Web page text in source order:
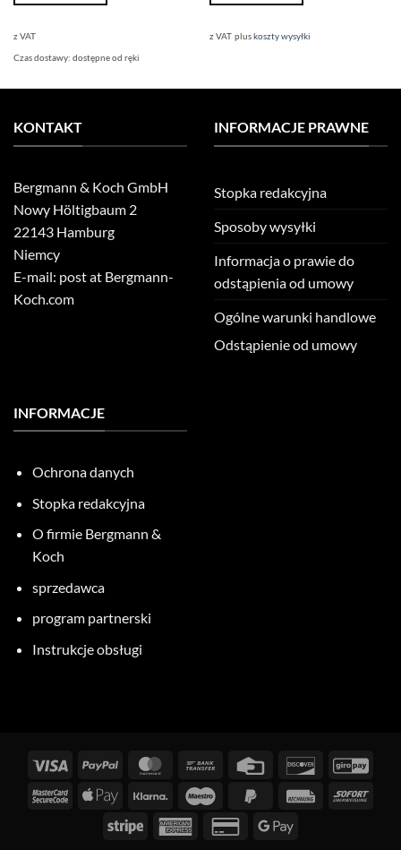
z VAT
Czas dostawy: dostępne od ręki
z VAT pluskoszty wysyłki
KONTAKT
Bergmann & Koch GmbH
Nowy Höltigbaum 2
22143 Hamburg
Niemcy
E-mail: post at Bergmann-
Koch.com
INFORMACJE PRAWNE
Stopka redakcyjna
Sposoby wysyłki
Informacja o prawie do
odstąpienia od umowy
Ogólne warunki handlowe
Odstąpienie od umowy
INFORMACJE
Ochrona danych
Stopka redakcyjna
O firmie Bergmann &
Koch
sprzedawca
program partnerski
Instrukcje obsługi
Wizy PayPal MasterCardPrzelew
Karta
Odkryj
MasterCardApple
Klarna Maestro
PayPal
Faktura
Stripe
American
Karta
Google